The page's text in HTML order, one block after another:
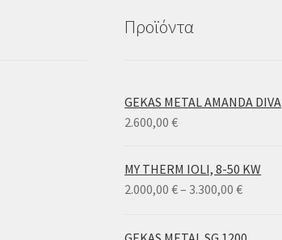
Προϊόντα
GEKAS METAL AMANDA DIVA
2.600,00€
MY THERM IOLI, 8-50 KW
2.000,00€– 3.300,00€Price